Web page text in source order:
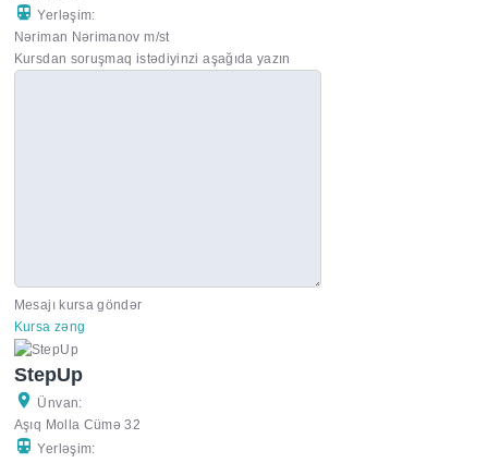
Yerləşim:
Nəriman Nərimanov m/st
Kursdan soruşmaq istədiyinzi aşağıda yazın
Mesajı kursa göndər
Kursa zəng
StepUp
Ünvan:
Aşıq Molla Cümə 32
Yerləşim: